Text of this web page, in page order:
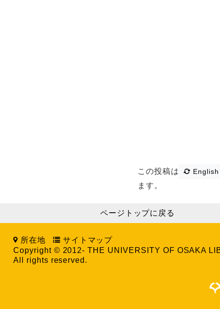
この投稿は English
ます。
ページトップに戻る
所在地
サイトマップ
Copyright © 2012- THE UNIVERSITY OF OSAKA
All rights reserved.